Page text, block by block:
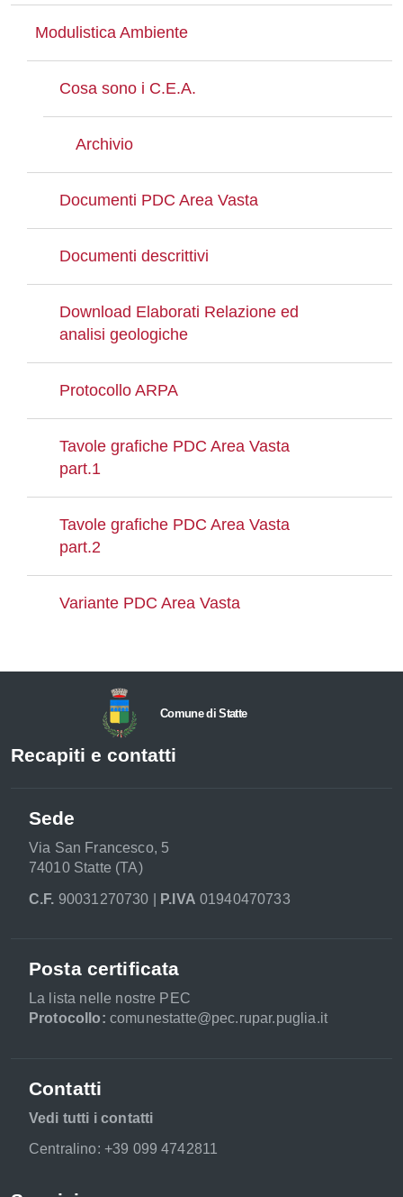
Modulistica Ambiente
Cosa sono i C.E.A.
Archivio
Documenti PDC Area Vasta
Documenti descrittivi
Download Elaborati Relazione ed
analisi geologiche
Protocollo ARPA
Tavole grafiche PDC Area Vasta
part.1
Tavole grafiche PDC Area Vasta
part.2
Variante PDC Area Vasta
Comune di Statte
Recapiti e contatti
Sede
Via San Francesco, 5
74010 Statte (TA)
C.F. 90031270730 | P.IVA 01940470733
Posta certificata
La lista nelle nostre PEC
Protocollo: comunestatte@pec.rupar.puglia.it
Contatti
Vedi tutti i contatti
Centralino: +39 099 4742811